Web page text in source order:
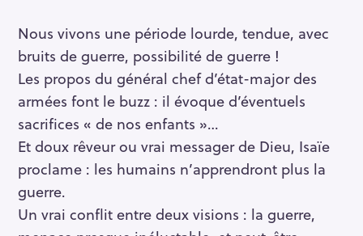
Nous vivons une période lourde, tendue, avec
bruits de guerre, possibilité de guerre !
Les propos du général chef d’état-major des
armées font le buzz : il évoque d’éventuels
sacrifices « de nos enfants »…
Et doux rêveur ou vrai messager de Dieu, Isaïe
proclame : les humains n’apprendront plus la
guerre.
Un vrai conflit entre deux visions : la guerre,